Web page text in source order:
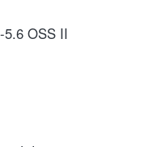
5.6 OSS II